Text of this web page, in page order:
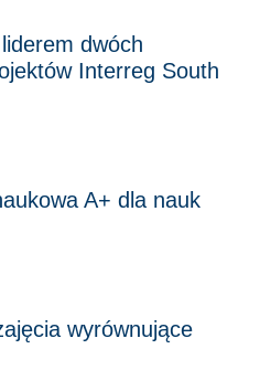
dwóch
Interreg South
A+ dla nauk
wyrównujące